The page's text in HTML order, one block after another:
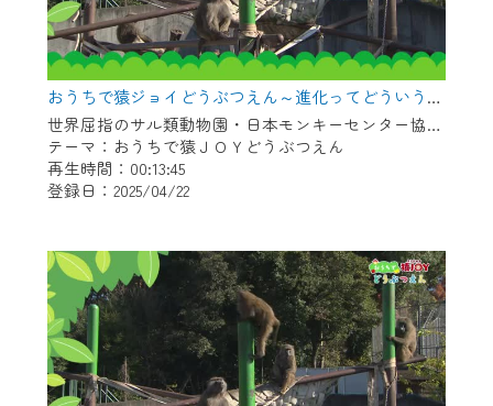
おうちで猿ジョイどうぶつえん～進化ってどういうこと？～（2025年3月16日初回放送）
世界屈指のサル類動物園・日本モンキーセンター協力の親子で学べる動物番組。
テーマ：おうちで猿ＪＯＹどうぶつえん
再生時間：00:13:45
登録日：2025/04/22
いたします。
※マイページへのログインには、MyIDが必
要となります。
※MyIDとは、CCNet Web TVを含むCCNetの
各種サービスをご利用頂くためのIDです。
IDはお客様が使っているメールアドレス
（GmailやYahooなどのフリーメールアドレ
スでも作成可能です）
※マイページへのログイン・MyIDの新規登
録は こちら から
※CCNetアプリをご利用中の方は引き続き
ご視聴いただけます。